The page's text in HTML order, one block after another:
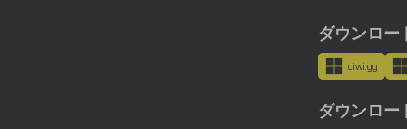
ダウンロー
qiwi.gg
ダウンロー